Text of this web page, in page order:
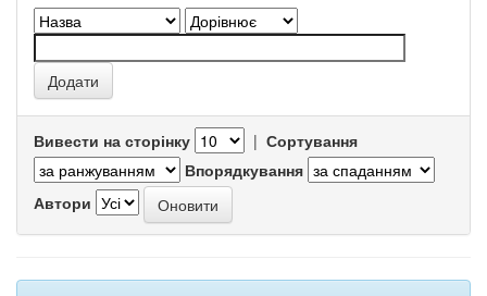
Вивести на сторінку | Сортування
Впорядкування
Автори